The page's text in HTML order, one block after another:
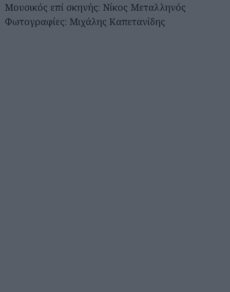
Μουσικός επί σκηνής: Νίκος Μεταλληνός
Φωτογραφίες: Μιχάλης Καπετανίδης